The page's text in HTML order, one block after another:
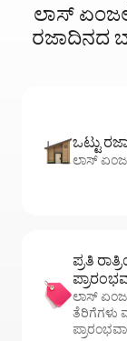
ಲಾಸ್
ರಜಾದಿನದ
ಒಟ್ಟು
ಲಾಸ್
ಪ್ರತಿ
ಲಾಸ್
ತೆರಿಗೆಗಳು